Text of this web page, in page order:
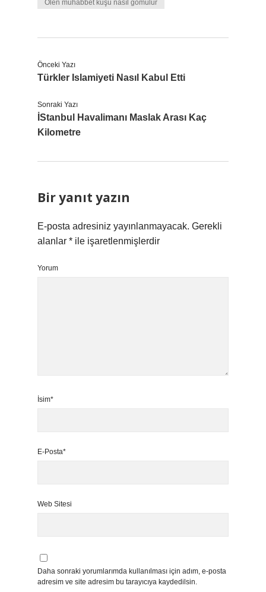
Ölen muhabbet kuşu nasıl gömülür
Önceki Yazı
Türkler Islamiyeti Nasıl Kabul Etti
Sonraki Yazı
İStanbul Havalimanı Maslak Arası Kaç
Kilometre
Bir yanıt yazın
E-posta adresiniz yayınlanmayacak. Gerekli
alanlar * ile işaretlenmişlerdir
Yorum
İsim*
E-Posta*
Web Sitesi
Daha sonraki yorumlarımda kullanılması için adım, e-posta
adresim ve site adresim bu tarayıcıya kaydedilsin.